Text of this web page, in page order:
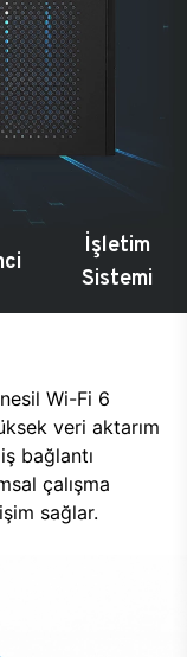
İşletim
Sistemi
Wi-Fi 6
veri aktarım
bağlantı
çalışma
sağlar.